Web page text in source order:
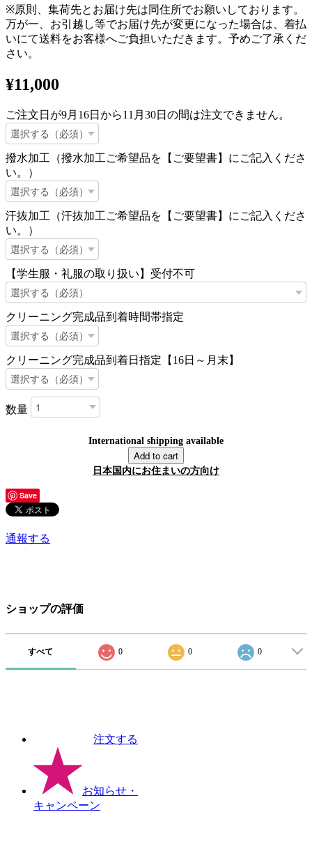
※原則、集荷先とお届け先は同住所でお願いしております。
万が一、お引越し等でお届け先が変更になった場合は、着払
いにて送料をお客様へご負担いただきます。予めご了承くだ
さい。
¥11,000
ご注文日が9月16日から11月30日の間は注文できません。
撥水加工（撥水加工ご希望品を【ご要望書】にご記入くださ
い。）
汗抜加工（汗抜加工ご希望品を【ご要望書】にご記入くださ
い。）
【学生服・礼服の取り扱い】受付不可
クリーニング完成品到着時間帯指定
クリーニング完成品到着日指定【16日～月末】
数量
International shipping available
Add to cart
日本国内にお住まいの方向け
Save
通報する
ショップの評価
すべて 0 0 0
注文する
お知らせ ・
キャンペーン